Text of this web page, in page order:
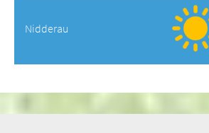
Nidderau